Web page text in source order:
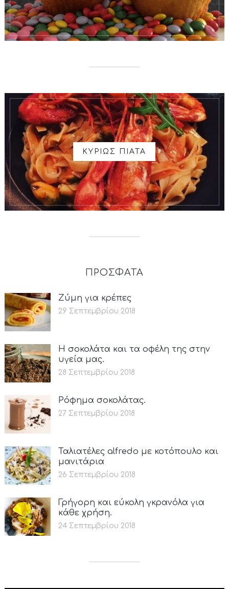
ΚΥΡΙΩΣ ΠΙΑΤΑ
ΠΡΟΣΦΑΤΑ
Ζύμη για κρέπες
29 Σεπτεμβρίου 2018
Η σοκολάτα και τα οφέλη της στην
υγεία μας.
28 Σεπτεμβρίου 2018
Ρόφημα σοκολάτας.
27 Σεπτεμβρίου 2018
Ταλιατέλες alfredo με κοτόπουλο και
μανιτάρια
26 Σεπτεμβρίου 2018
Γρήγορη και εύκολη γκρανόλα για
κάθε χρήση.
24 Σεπτεμβρίου 2018